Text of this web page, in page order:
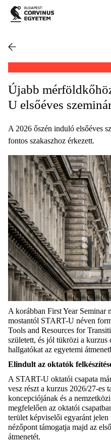
Újabb
U elsőéves
A 2026 őszén induló elsőéves
fontos szakaszhoz érkezett.
A korábban First Year Seminar
mostantól START-U néven
Tools and Resources for
született, és jól tükrözi a kurzus
hallgatókat az egyetemi
Elindult az oktatók
A START-U oktatói csapata
vesz részt a kurzus 2026/27-es
koncepciójának és a
megfelelően az oktatói
terület képviselői egyaránt
nézőpont támogatja majd az
átmenetét.